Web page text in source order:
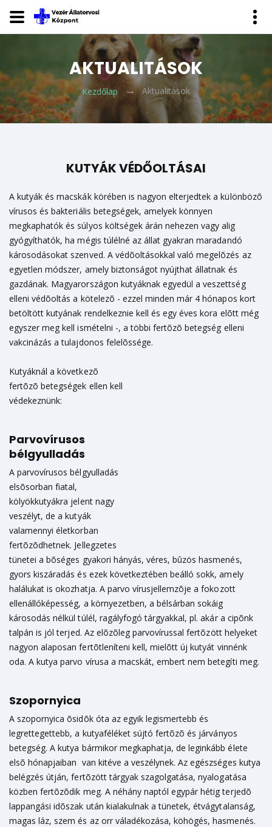
AKTUALITÁSOK
Kezdőlap Aktualitások
KUTYÁK VÉDŐOLTÁSAI
A kutyák és macskák körében is nagyon elterjedtek a különbözõ
vírusos és bakteriális betegségek, amelyek könnyen
megkaphatók és súlyos költségek árán nehezen vagy alig
gyógyíthatók, ha mégis túlélné az állat gyakran maradandó
károsodásokat szenved. A védõoltásokkal való megelõzés az
egyetlen módszer, amely biztonságot nyújthat állatnak és
gazdának. Magyarországon kutyáknak egyedül a veszettség
elleni védõoltás a kötelezõ - ezzel minden már 4 hónapos kort
betöltött kutyának rendelkeznie kell és egy éves kora elõtt még
egyszer meg kell ismételni -, a többi fertõzõ betegség elleni
vakcinázás a tulajdonos felelõssége.
Kutyáknál a következõ
fertõzõ betegségek ellen kell
védekeznünk:
Parvovírusos
bélgyulladás
A parvovírusos bélgyulladás
elsõsorban fiatal,
kölyökkutyákra jelent nagy
veszélyt, de a kutyák
valamennyi életkorban
fertõzõdhetnek. Jellegzetes
tünetei a bõséges gyakori hányás, véres, bûzös hasmenés,
gyors kiszáradás és ezek következtében beálló sokk, amely
halálukat is okozhatja. A parvo vírusjellemzõje a fokozott
ellenállóképesség, a környezetben, a bélsárban sokáig
károsodás nélkül túlél, ragályfogó tárgyakkal, pl. akár a cipõnk
talpán is jól terjed. Az elõzõleg parvovírussal fertõzött helyeket
nagyon alaposan fertõtleníteni kell, mielõtt új kutyát vinnénk
oda. A kutya parvo vírusa a macskát, embert nem betegíti meg.
Szopornyica
A szopornyica õsidõk óta az egyik legismertebb és
legrettegettebb, a kutyaféléket sújtó fertõzõ és járványos
betegség. A kutya bármikor megkaphatja, de leginkább élete
elsõ hónapjaiban van kitéve a veszélynek. Az egészséges kutya
belégzés útján, fertõzött tárgyak szagolgatása, nyalogatása
közben fertõzõdik meg. A néhány naptól egypár hétig terjedõ
lappangási idõszak után kialakulnak a tünetek, étvágytalanság,
magas láz, szem és az orr váladékozása, köhögés, hasmenés.